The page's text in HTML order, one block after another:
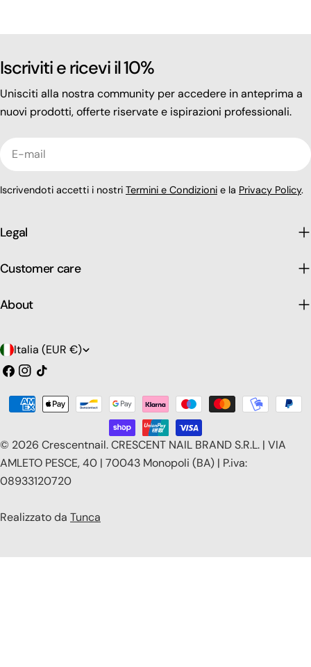
Iscriviti e ricevi il 10%
Unisciti alla nostra community per accedere in anteprima a
nuovi prodotti, offerte riservate e ispirazioni professionali.
Iscrivendoti accetti i nostri Termini e Condizioni e la Privacy Policy.
Legal
Customer care
About
P
a
e
/
r
e
Italia (EUR €)
Facebook
Instagram
Tic
© 2026 Crescentnail.CRESCENT NAIL BRAND S.R.L. | VIA
AMLETO PESCE, 40 | 70043 Monopoli (BA) | P.iva:
08933120720
Realizzato da Tunca
Modalità
pagamento